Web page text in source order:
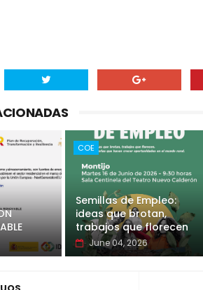
COE
Semillas de Empleo:
ideas que brotan,
trabajos que florecen
June 04, 2026